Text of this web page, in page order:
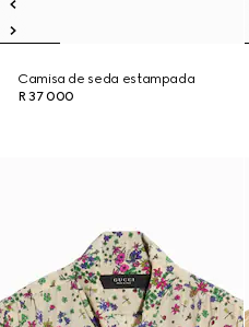
Camisa de seda estampada
R 37 000